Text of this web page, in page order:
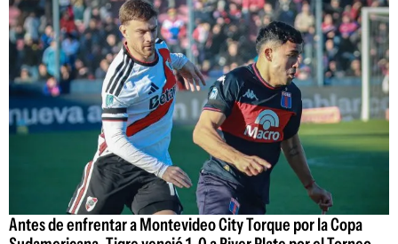
Antes de enfrentar a Montevideo City Torque por la Copa